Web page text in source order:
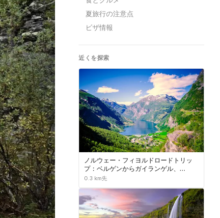
夏旅行の注意点
ビザ情報
近くを探索
ノルウェー・フィヨルドロードトリッ
プ：ベルゲンからガイランゲル、
Trollstigen、Atlantic Road へ行く8日
0.3 km先